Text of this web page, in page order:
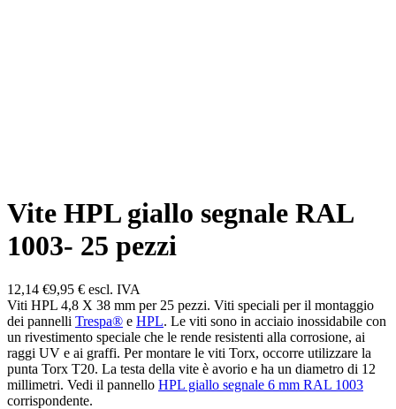
Vite HPL giallo segnale RAL
1003- 25 pezzi
12,14 €9,95 € escl. IVA
Viti HPL 4,8 X 38 mm per 25 pezzi. Viti speciali per il montaggio
dei pannelli Trespa® e HPL. Le viti sono in acciaio inossidabile con
un rivestimento speciale che le rende resistenti alla corrosione, ai
raggi UV e ai graffi. Per montare le viti Torx, occorre utilizzare la
punta Torx T20. La testa della vite è avorio e ha un diametro di 12
millimetri. Vedi il pannello HPL giallo segnale 6 mm RAL 1003
corrispondente.